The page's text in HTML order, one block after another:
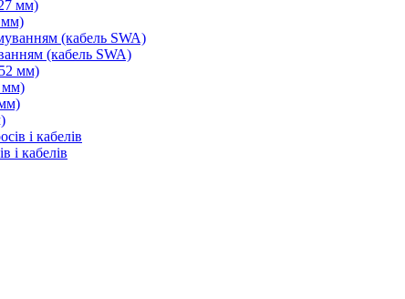
мм)
(кабель SWA)
мм)
і кабелів